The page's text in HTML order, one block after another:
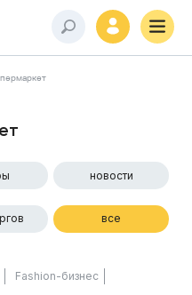
новости
все
Fashion-бизнес